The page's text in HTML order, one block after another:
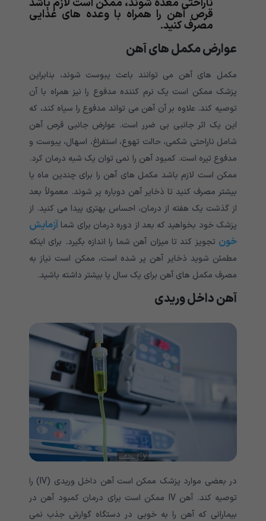
قرص آهن را همراه با وعده های غذایی
مصرف کنید.
عوارض مکمل های آهن
مکمل های آهن می توانند باعث یبوست شوند، بنابراین
پزشک ممکن است یک نرم کننده مدفوع را نیز همراه با آن
توصیه کند. علاوه بر آن آهن می تواند مدفوع را سیاه کند، که
این یک اثر جانبی بی ضرر است. عوارض جانبی قرص آهن
شامل ناراحتی شکمی، حالت تهوع، استفراغ، اسهال، یبوست و
مدفوع تیره است. کمبود آهن را نمی توان یک شبه درمان کرد.
ممکن است لازم باشد مکمل های آهن را برای چندین ماه یا
بیشتر مصرف کنید تا ذخایر آهن دوباره پر شوند. معمولاً بعد
از گذشت یک هفته از درمان، احساس بهتری پیدا می کنید. از
پزشک خود بخواهید که بعد از دوره درمان برای شما آزمایش
خون تجویز کند تا میزان آهن شما را اندازه بگیرد. برای اینکه
مطمئن شوید ذخایر آهن پر شده است، ممکن است نیاز به
مصرف مکمل های آهن برای یک سال یا بیشتر داشته باشید.
آهن داخل وریدی
در بعضی موارد پزشک ممکن است آهن داخل وریدی (IV) را
توصیه کند. آهن IV ممکن است برای درمان کمبود آهن در
بیمارانی که آهن را به خوبی در دستگاه گوارش جذب نمی